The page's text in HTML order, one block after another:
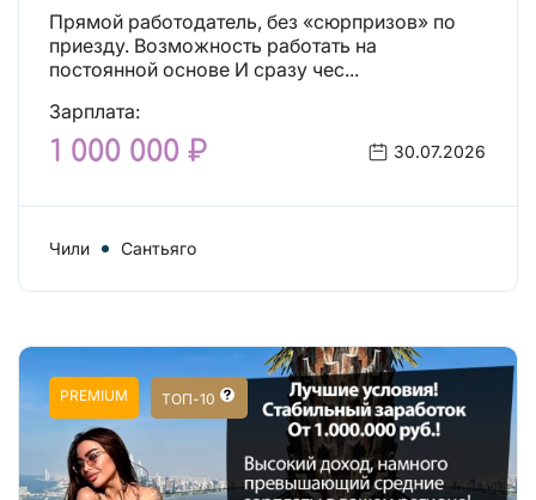
Прямой работодатель, без «сюрпризов» по
приезду. Возможность работать на
постоянной основе И сразу чес...
Зарплата:
1 000 000 ₽ 30.07.2026
Чили Сантьяго
PREMIUM ТОП-10